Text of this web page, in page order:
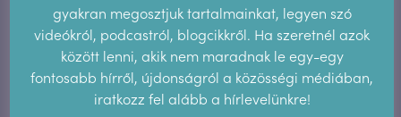
Pinterest
gyakran megosztjuk tartalmainkat, legyen szó
videókról, podcastról, blogcikkről. Ha szeretnél azok
között lenni, akik nem maradnak le egy-egy
fontosabb hírről, újdonságról a közösségi médiában,
iratkozz fel alább a hírlevelünkre!